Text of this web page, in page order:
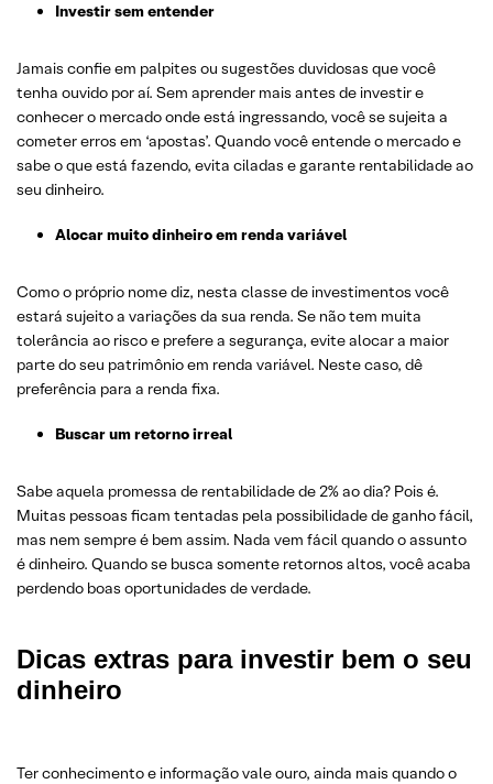
Investir sem entender
Jamais confie em palpites ou sugestões duvidosas que você
tenha ouvido por aí. Sem aprender mais antes de investir e
conhecer o mercado onde está ingressando, você se sujeita a
cometer erros em ‘apostas’. Quando você entende o mercado e
sabe o que está fazendo, evita ciladas e garante rentabilidade ao
seu dinheiro.
Alocar muito dinheiro em renda variável
Como o próprio nome diz, nesta classe de investimentos você
estará sujeito a variações da sua renda. Se não tem muita
tolerância ao risco e prefere a segurança, evite alocar a maior
parte do seu patrimônio em renda variável. Neste caso, dê
preferência para a renda fixa.
Buscar um retorno irreal
Sabe aquela promessa de rentabilidade de 2% ao dia? Pois é.
Muitas pessoas ficam tentadas pela possibilidade de ganho fácil,
mas nem sempre é bem assim. Nada vem fácil quando o assunto
é dinheiro. Quando se busca somente retornos altos, você acaba
perdendo boas oportunidades de verdade.
Dicas extras para investir bem o seu
dinheiro
Ter conhecimento e informação vale ouro, ainda mais quando o